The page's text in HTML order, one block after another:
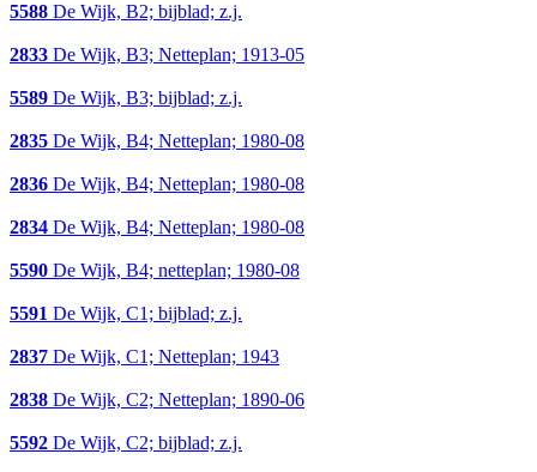
5588 De Wijk, B2; bijblad; z.j.
2833 De Wijk, B3; Netteplan; 1913-05
5589 De Wijk, B3; bijblad; z.j.
2835 De Wijk, B4; Netteplan; 1980-08
2836 De Wijk, B4; Netteplan; 1980-08
2834 De Wijk, B4; Netteplan; 1980-08
5590 De Wijk, B4; netteplan; 1980-08
5591 De Wijk, C1; bijblad; z.j.
2837 De Wijk, C1; Netteplan; 1943
2838 De Wijk, C2; Netteplan; 1890-06
5592 De Wijk, C2; bijblad; z.j.